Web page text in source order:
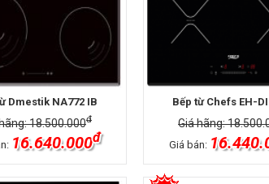
Dmestik NA772 IB
18.500.000đ
16.640.000đ
Bếp từ Chefs EH-
Giá hãng:
Giá bán: